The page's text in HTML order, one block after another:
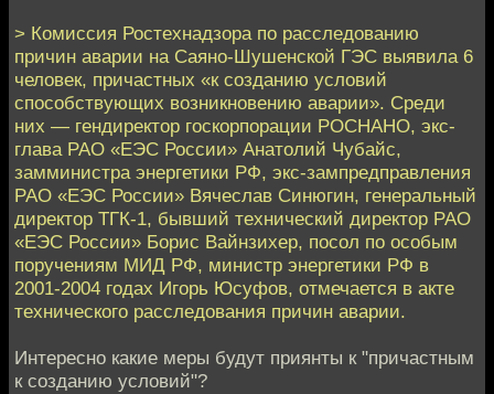
> Комиссия Ростехнадзора по расследованию
причин аварии на Саяно-Шушенской ГЭС выявила 6
человек, причастных «к созданию условий
способствующих возникновению аварии». Среди
них — гендиректор госкорпорации РОСНАНО, экс-
глава РАО «ЕЭС России» Анатолий Чубайс,
замминистра энергетики РФ, экс-зампредправления
РАО «ЕЭС России» Вячеслав Синюгин, генеральный
директор ТГК-1, бывший технический директор РАО
«ЕЭС России» Борис Вайнзихер, посол по особым
поручениям МИД РФ, министр энергетики РФ в
2001-2004 годах Игорь Юсуфов, отмечается в акте
технического расследования причин аварии.
Интересно какие меры будут приянты к "причастным
к созданию условий"?